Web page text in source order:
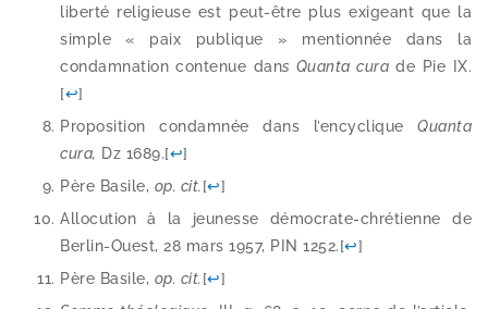
liber­té reli­gieuse est peut-​être plus exi­geant que la
simple « paix publique » men­tion­née dans la
condam­na­tion conte­nue dans Quanta cura de Pie IX.
[↩]
Proposition condam­née dans l’encyclique Quanta
cura, Dz 1689.[↩]
Père Basile, op. cit.[↩]
Allocution à la jeu­nesse démocrate-​chrétienne de
Berlin-​Ouest, 28 mars 1957, PIN 1252.[↩]
Père Basile, op. cit.[↩]